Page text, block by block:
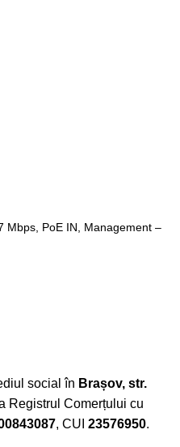
Mbps, PoE IN, Management –
social în Brașov, str.
Registrul Comerțului cu
, CUI 23576950.​